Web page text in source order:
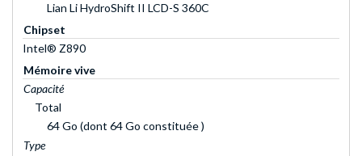
Lian Li HydroShift II LCD-S 360C
Chipset
Intel® Z890
Mémoire vive
Capacité
Total
64 Go (dont 64 Go constituée )
Type